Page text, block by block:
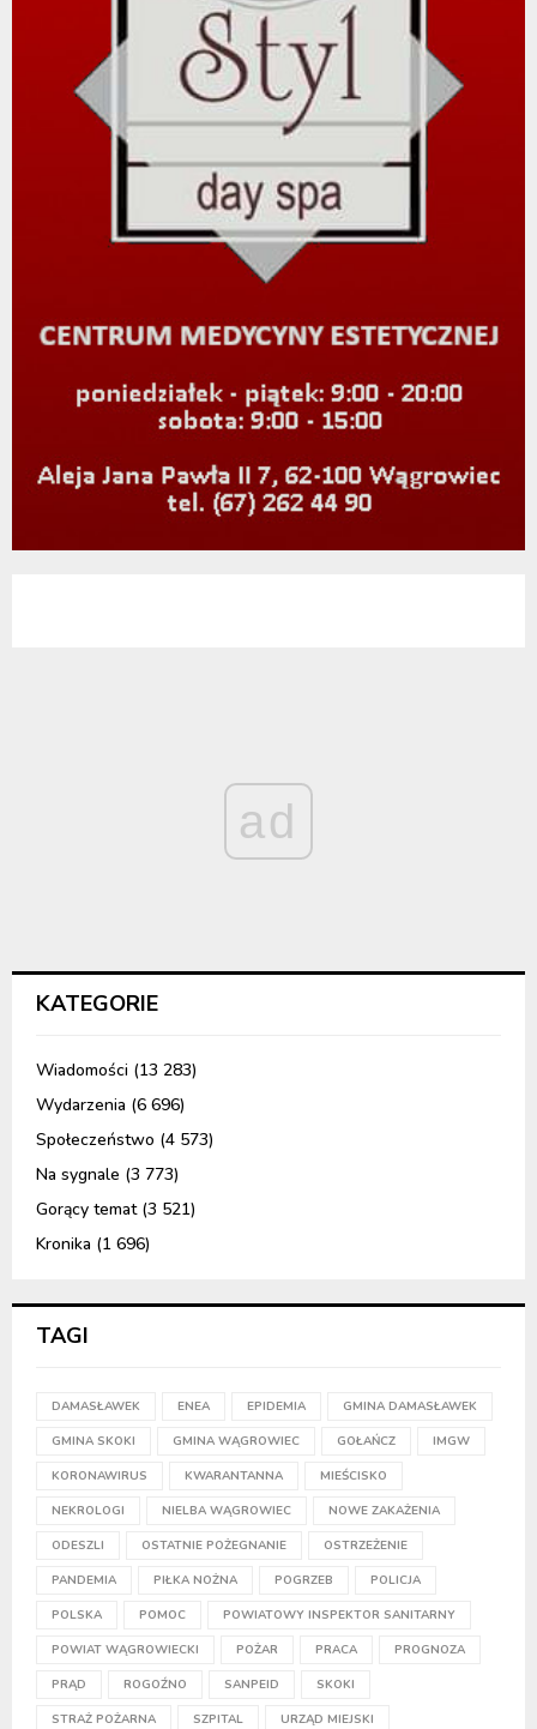
ad
KATEGORIE
Wiadomości (13 283)
Wydarzenia (6 696)
Społeczeństwo (4 573)
Na sygnale (3 773)
Gorący temat(3 521)
Kronika (1 696)
TAGI
DAMASŁAWEK ENEA EPIDEMIA GMINA DAMASŁAWEK
GMINA SKOKI GMINA WĄGROWIEC GOŁAŃCZ IMGW
KORONAWIRUS KWARANTANNA MIEŚCISKO
NEKROLOGI NIELBA WĄGROWIEC NOWE ZAKAŻENIA
ODESZLI OSTATNIE POŻEGNANIE OSTRZEŻENIE
PANDEMIA PIŁKA NOŻNA POGRZEB POLICJA
POLSKA POMOC POWIATOWY INSPEKTOR SANITARNY
POWIAT WĄGROWIECKI POŻAR PRACA PROGNOZA
PRĄD ROGOŹNO SANPEID SKOKI
STRAŻ POŻARNA SZPITAL URZĄD MIEJSKI